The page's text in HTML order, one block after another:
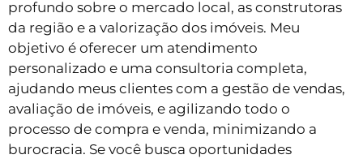
profundo sobre o mercado local, as construtoras
da região e a valorização dos imóveis. Meu
objetivo é oferecer um atendimento
personalizado e uma consultoria completa,
ajudando meus clientes com a gestão de vendas,
avaliação de imóveis, e agilizando todo o
processo de compra e venda, minimizando a
burocracia. Se você busca oportunidades